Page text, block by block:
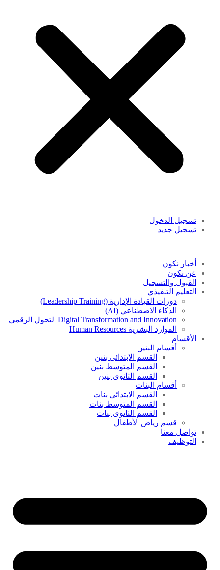
تسجيل الدخول
تسجيل جديد
أخبار نكون
عن نكون
القبول والتسجيل
التعليم التنفيذي
دورات القيادة الإدارية (Leadership Training)
الذكاء الاصطناعي (AI)
Digital Transformation and Innovation التحول الرقمي
الموارد البشرية Human Resources
الأقسام
أقسام البنين
القسم الابتدائى بنين
القسم المتوسط بنين
القسم الثانوى بنين
أقسام البنات
القسم الابتدائى بنات
القسم المتوسط بنات
القسم الثانوى بنات
قسم رياض الأطفال
تواصل معنا
التوظيف